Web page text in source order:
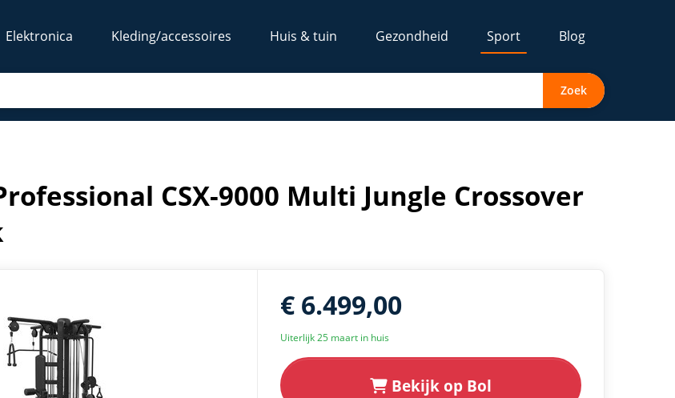
Elektronica Kleding/accessoires Huis & tuin Gezondheid Sport Blog
Zoek
CSX-9000 Multi Jungle Crossover
€ 6.499,00
Uiterlijk 25 maart in huis
Bekijk op Bol